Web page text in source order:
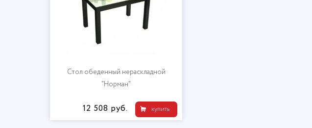
Стол обеденный нераскладной
"Норман"
купить
12 508 руб.